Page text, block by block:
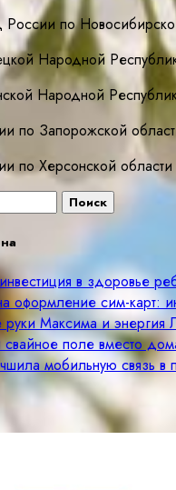
по
Народной
Народной
по Запорожской
по Херсонской области
в здоровье
оформление сим-карт:
руки Максима и энергия
поле вместо
мобильную связь в